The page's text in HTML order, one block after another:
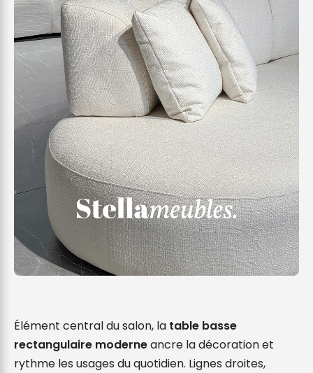
Élément central du salon, la table basse
rectangulaire moderne ancre la décoration et
rythme les usages du quotidien. Lignes droites,